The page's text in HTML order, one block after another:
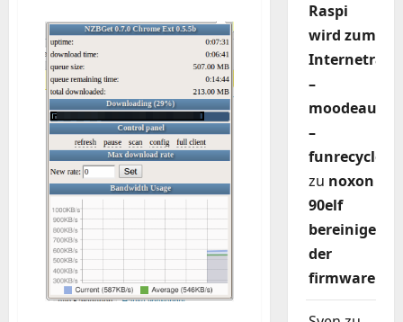
wenig
dualhead
Ubuntu
Radeon
HD
ATI
Raspi
wird zum
–
moodeaudio
–
funrecycler
zu noxon
90elf
bereinigen
der
firmware